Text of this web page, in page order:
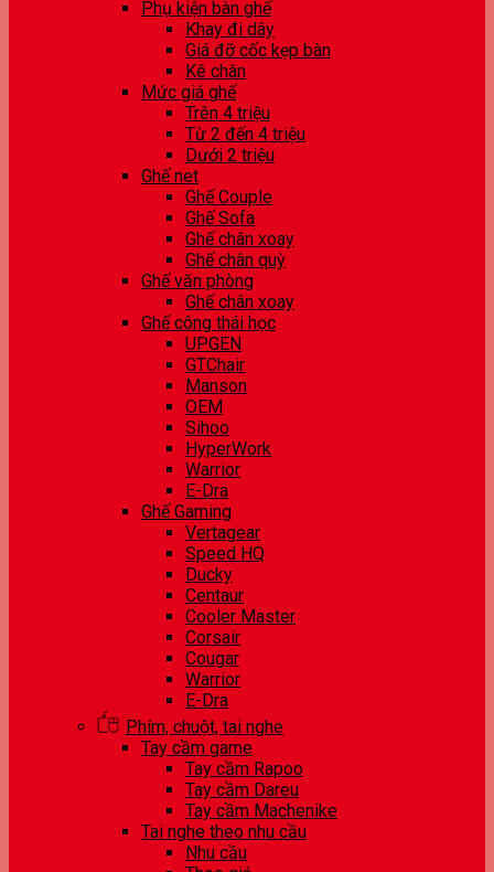
Phụ kiện bàn ghế
Khay đi dây
Giá đỡ cốc kẹp bàn
Kê chân
Mức giá ghế
Trên 4 triệu
Từ 2 đến 4 triệu
Dưới 2 triệu
Ghế net
Ghế Couple
Ghế Sofa
Ghế chân xoay
Ghế chân quỳ
Ghế văn phòng
Ghế chân xoay
Ghế công thái học
UPGEN
GTChair
Manson
OEM
Sihoo
HyperWork
Warrior
E-Dra
Ghế Gaming
Vertagear
Speed HQ
Ducky
Centaur
Cooler Master
Corsair
Cougar
Warrior
E-Dra
Phím, chuột, tai nghe
Tay cầm game
Tay cầm Rapoo
Tay cầm Dareu
Tay cầm Machenike
Tai nghe theo nhu cầu
Nhu cầu